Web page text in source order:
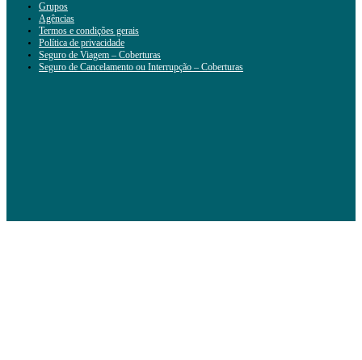
Grupos
Agências
Termos e condições gerais
Política de privacidade
Seguro de Viagem – Coberturas
Seguro de Cancelamento ou Interrupção – Coberturas